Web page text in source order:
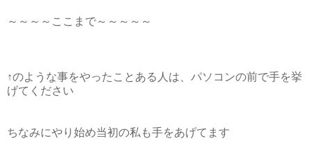
～～～～ここまで～～～～～
↑のような事をやったことある人は、パソコンの前で手を挙
げてください
ちなみにやり始め当初の私も手をあげてます